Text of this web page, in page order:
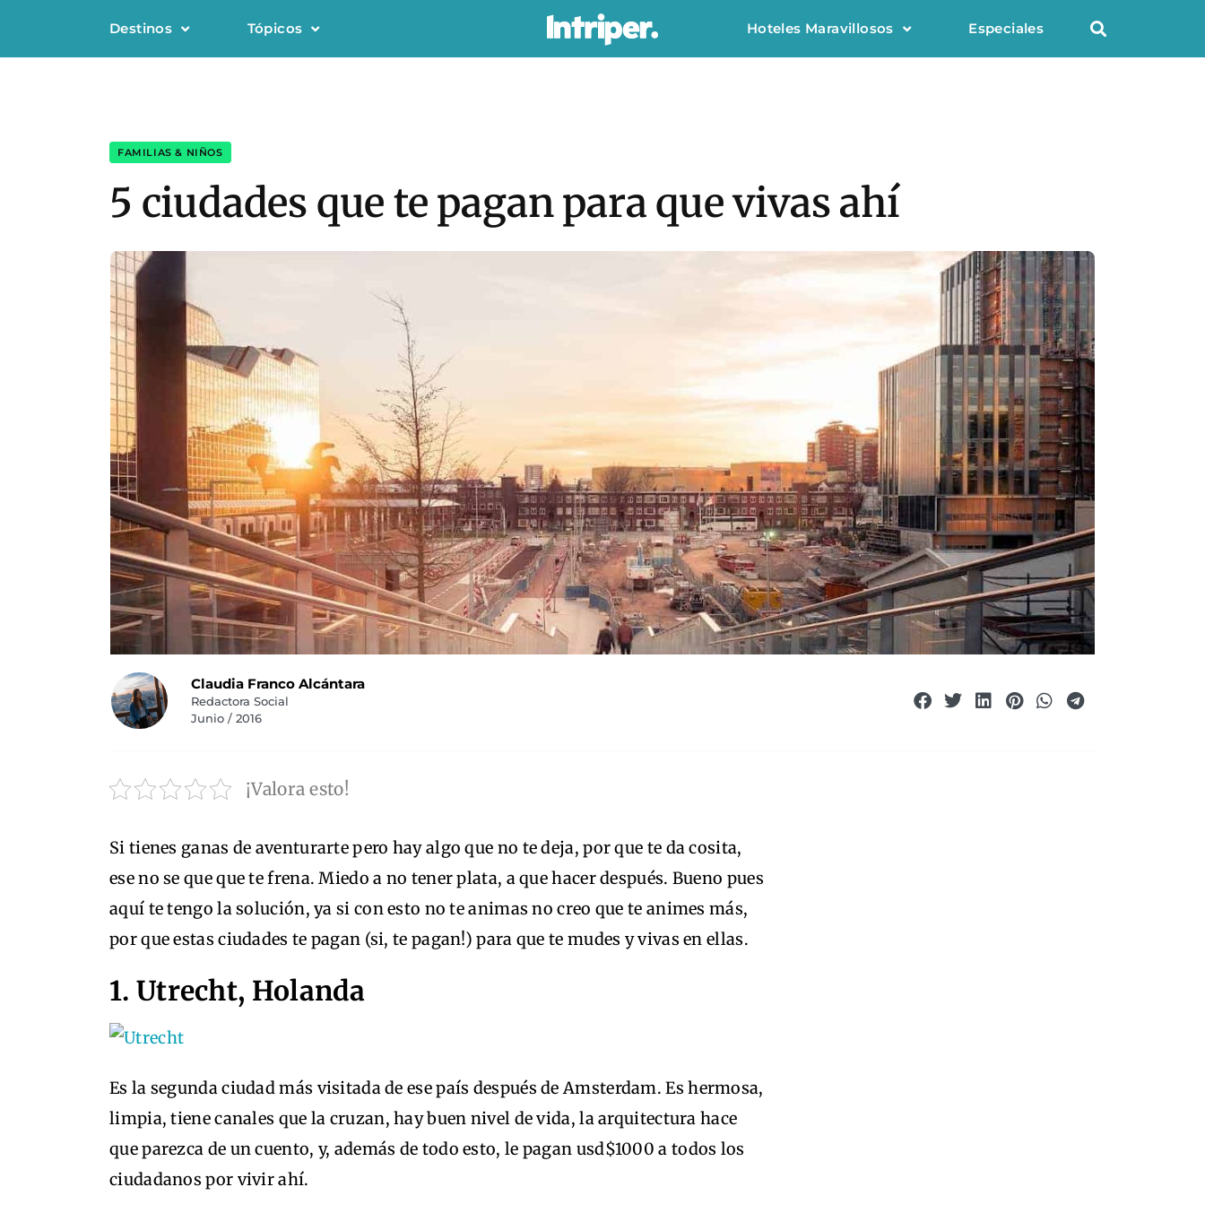
Destinos Tópicos Hoteles Maravillosos Especiales
FAMILIAS & NIÑOS
5 ciudades que te pagan para que vivas ahí
Claudia Franco Alcántara
Redactora Social
Junio / 2016
¡Valora esto!
Si tienes ganas de aventurarte pero hay algo que no te deja, por que te da cosita,
ese no se que que te frena. Miedo a no tener plata, a que hacer después. Bueno pues
aquí te tengo la solución, ya si con esto no te animas no creo que te animes más,
por que estas ciudades te pagan (si, te pagan!) para que te mudes y vivas en ellas.
1. Utrecht, Holanda
Es la segunda ciudad más visitada de ese país después de Amsterdam. Es hermosa,
limpia, tiene canales que la cruzan, hay buen nivel de vida, la arquitectura hace
que parezca de un cuento, y, además de todo esto, le pagan usd$1000 a todos los
ciudadanos por vivir ahí.